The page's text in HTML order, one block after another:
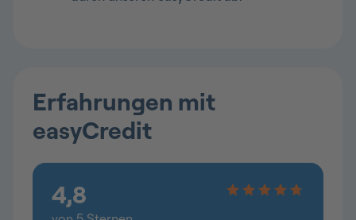
Erfahrungen mit
easyCredit